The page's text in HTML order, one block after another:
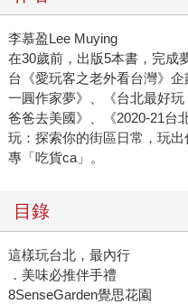
李慕盈Lee Muying
在30歲前，出版5本書，完成
台《愛玩客之老外看台灣》
一圓作家夢》、《台北最好
爸爸去美國》、《2020-21台
玩：探索你的街區日常，玩
專「吃貨ca」。
目錄
這樣玩台北，最內行
．美味必推伴手禮
8SenseGarden覺思花園